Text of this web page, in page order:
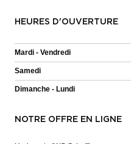
HEURES D'OUVERTURE
Mardi - Vendredi
Samedi
Dimanche - Lundi
NOTRE OFFRE EN LIGNE